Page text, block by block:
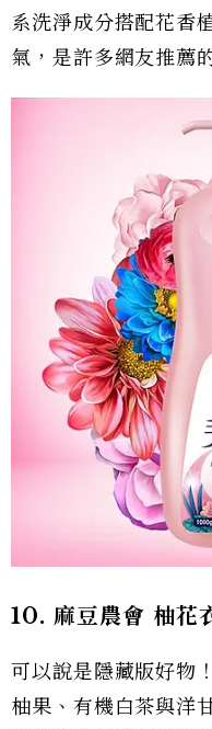
系洗淨成分搭配花香
氣，是許多網友推薦
10. 麻豆農會 柚花
可以說是隱藏版好物
柚果、有機白茶與洋